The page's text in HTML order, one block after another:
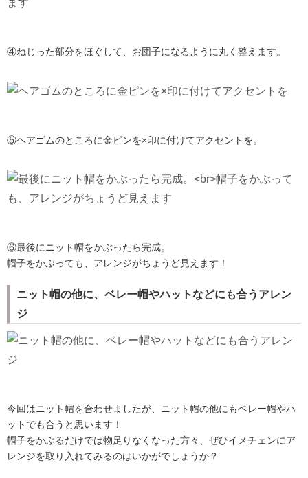
④ねじった部分をほぐして、お団子になるように丸く整えます。
⑤ヘアゴムのところに金ピンを×印に付けてアクセントを。
⑥最後にニット帽をかぶったら完成。
帽子をかぶっても、アレンジがちょうど見えます！
ニット帽の他に、ベレー帽やハットなどにも合うアレン
ジ
今回はニット帽を合わせましたが、ニット帽の他にもベレー帽やハ
ットでも合うと思います！
帽子をかぶるだけでは物足りなくなった方々、ぜひイメチェンにア
レンジを取り入れてみるのはいかがでしょうか？